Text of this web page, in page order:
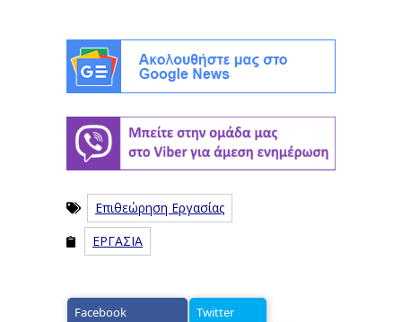
Επιθεώρηση Εργασίας
ΕΡΓΑΣΙΑ
Facebook
Twitter